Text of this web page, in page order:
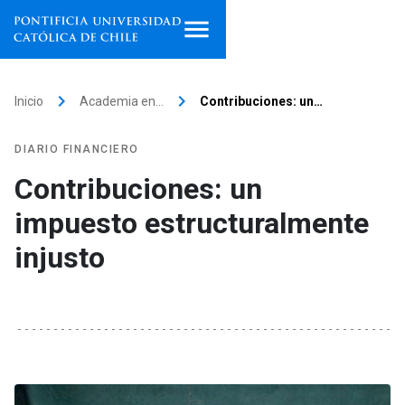
institutos
Investigación
Extensión
Inicio keyboard_arrow_right Academia en… keyboard_arrow_right Contribuciones: un…
DIARIO FINANCIERO
Contribuciones: un
impuesto estructuralmente
injusto